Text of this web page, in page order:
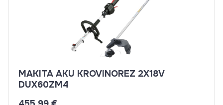
MAKITA AKU KROVINOREZ 2X18V
DUX60ZM4